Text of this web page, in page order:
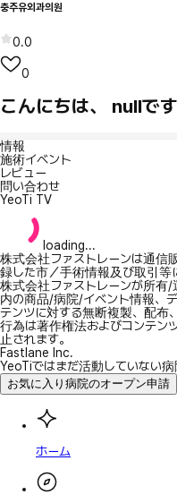
충주유외과의원
0.0
0
こんにちは、 nullです
情報
施術イベント
レビュー
問い合わせ
YeoTi TV
loading...
株式会社ファストレーンは通信
録した市／手術情報及び取引等
株式会社ファストレーンが所有/
内の商品/病院/イベント情報、
テンツに対する無断複製、配布
行為は著作権法およびコンテン
止されます。
Fastlane Inc.
YeoTiではまだ活動していない病
お気に入り病院のオープン申請
ホーム